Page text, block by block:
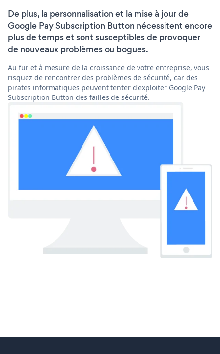
De plus, la personnalisation et la mise à jour de
Google Pay Subscription Button nécessitent encore
plus de temps et sont susceptibles de provoquer
de nouveaux problèmes ou bogues.
Au fur et à mesure de la croissance de votre entreprise, vous
risquez de rencontrer des problèmes de sécurité, car des
pirates informatiques peuvent tenter d'exploiter Google Pay
Subscription Button des failles de sécurité.